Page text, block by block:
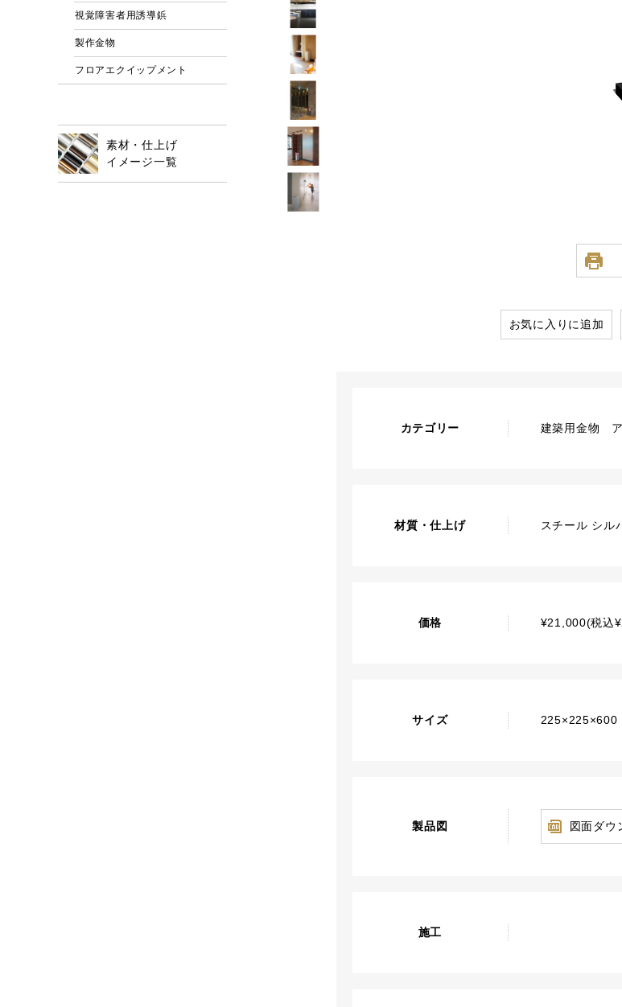
お気に入りに追加
カテゴリー 建築用金物 ア
材質・仕上げ スチール シル
価格 ¥21,000(税込
サイズ 225×225×600
製品図 図面ダウ
施工
視覚障害者用誘導鋲
製作金物
フロアエクイップメント
素材・仕上げ
イメージ一覧